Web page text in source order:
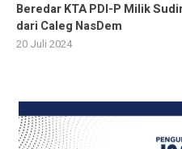
Beredar KTA PDI-P Milik
dari Caleg NasDem
20 Juli 2024